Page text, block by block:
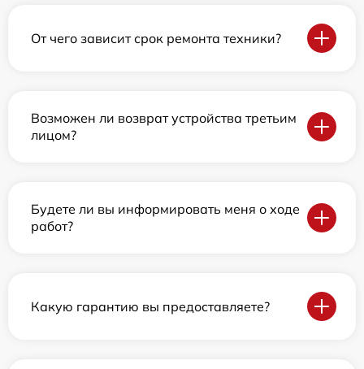
От чего зависит срок ремонта техники?
Возможен ли возврат устройства третьим
лицом?
Будете ли вы информировать меня о ходе
работ?
Какую гарантию вы предоставляете?